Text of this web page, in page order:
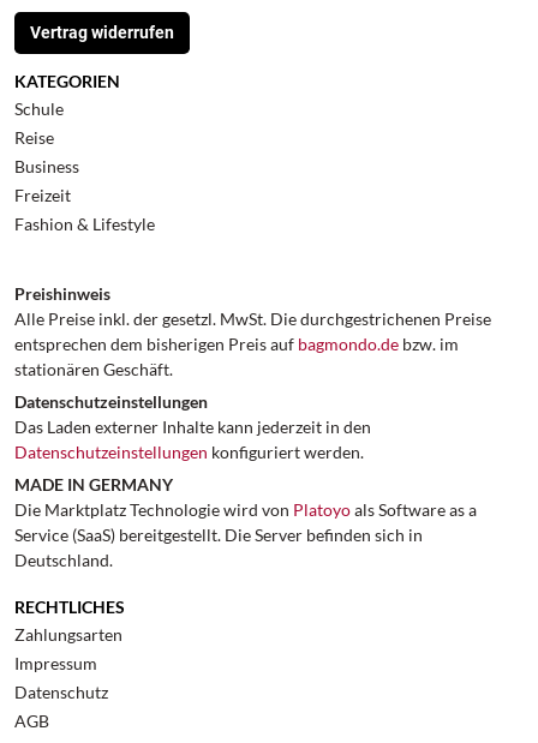
Vertrag widerrufen
KATEGORIEN
Schule
Reise
Business
Freizeit
Fashion & Lifestyle
Preishinweis
Alle Preise inkl. der gesetzl. MwSt. Die durchgestrichenen Preise
entsprechen dem bisherigen Preis auf bagmondo.de bzw. im
stationären Geschäft.
Datenschutzeinstellungen
Das Laden externer Inhalte kann jederzeit in den
Datenschutzeinstellungen konfiguriert werden.
MADE IN GERMANY
Die Marktplatz Technologie wird von Platoyoals Software as a
Service (SaaS) bereitgestellt. Die Server befinden sich in
Deutschland.
RECHTLICHES
Zahlungsarten
Impressum
Datenschutz
AGB